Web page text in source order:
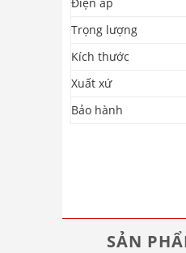
Trọng lượng
Kích thước
Xuất xứ
Bảo hành
SẢN